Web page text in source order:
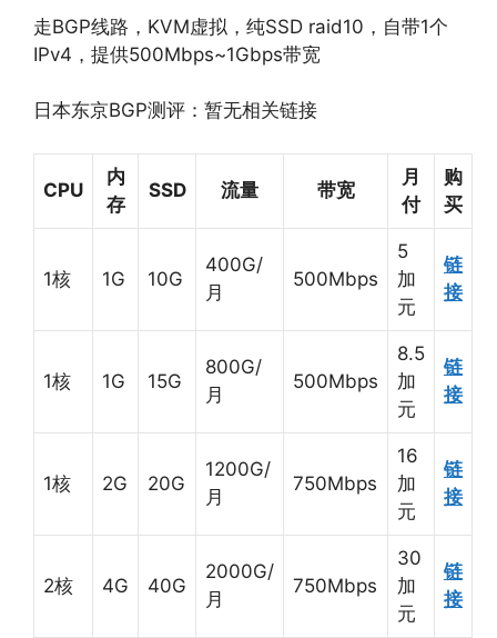
走BGP线路，KVM虚拟，纯SSD raid10，自带1个
IPv4，提供500Mbps~1Gbps带宽
日本东京BGP测评：暂无相关链接
CPU
内
存
SSD 流量 带宽
月
付
购
买
1核 1G 10G
400G/
月
500Mbps
5
加
元
链
接
1核 1G 15G
800G/
月
500Mbps
8.5
加
元
链
接
1核 2G 20G
1200G/
月
750Mbps
16
加
元
链
接
2核 4G 40G
2000G/
月
750Mbps
30
加
元
链
接